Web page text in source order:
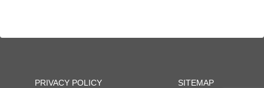
PRIVACY POLICY SITEMAP